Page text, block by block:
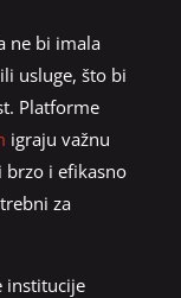
ne bi imala
usluge, što bi
Platforme
igraju važnu
brzo i efikasno
za
institucije